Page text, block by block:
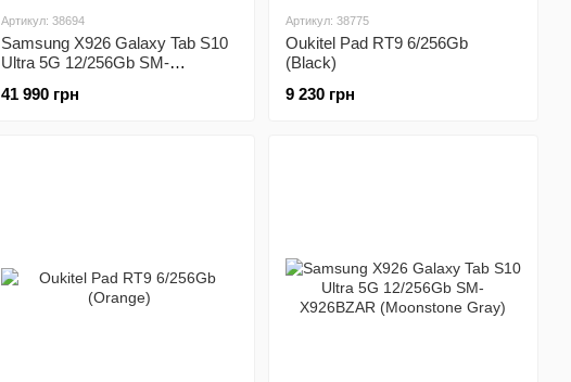
Артикул: 38694
Samsung X926 Galaxy Tab S10
Ultra 5G 12/256Gb SM-
41 990 грн
Артикул: 38775
Oukitel Pad RT9 6/256Gb
(Black)
9 230 грн